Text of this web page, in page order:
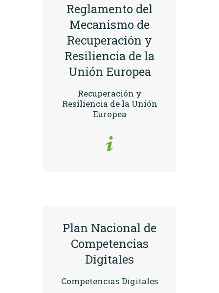
Reglamento del
Mecanismo de
Recuperación y
Resiliencia de la
Unión Europea
Recuperación y
Resiliencia de la Unión
Europea
Plan Nacional de
Competencias
Digitales
Competencias Digitales